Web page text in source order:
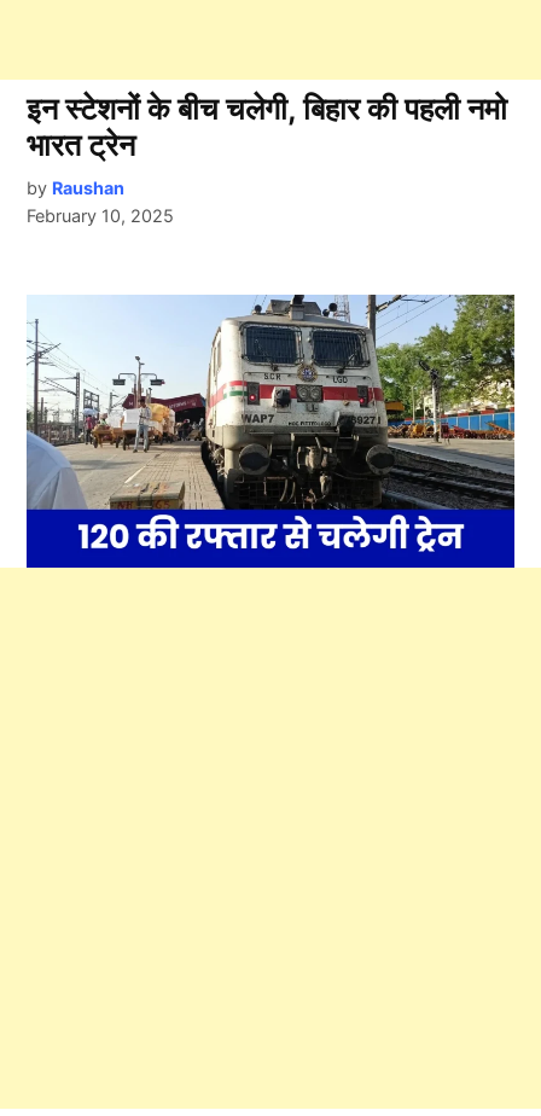
इन स्टेशनों के बीच चलेगी, बिहार की पहली नमो
भारत ट्रेन
by Raushan
February 10, 2025